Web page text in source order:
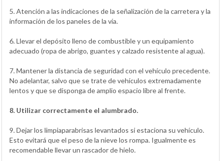
5. Atención a las indicaciones de la señalización de la carretera y la
información de los paneles de la vía.
6. Llevar el depósito lleno de combustible y un equipamiento
adecuado (ropa de abrigo, guantes y calzado resistente al agua).
7. Mantener la distancia de seguridad con el vehículo precedente.
No adelantar, salvo que se trate de vehículos extremadamente
lentos y que se disponga de amplio espacio libre al frente.
8. Utilizar correctamente el alumbrado.
9. Dejar los limpiaparabrisas levantados si estaciona su vehículo.
Esto evitará que el peso de la nieve los rompa. Igualmente es
recomendable llevar un rascador de hielo.